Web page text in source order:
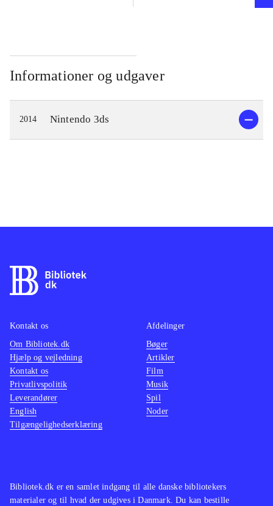
Informationer og udgaver
2014 Nintendo 3ds
Bibliotek.dk er en samlet indgang til alle danske bibliotekers
materialer og til hvad der udgives i Danmark. Du kan bestille
Kontakt os
Om Bibliotek.dk
Hjælp og vejledning
Kontakt os
Privatlivspolitik
Leverandører
English
Tilgængelighedserklæring
Afdelinger
Bøger
Artikler
Film
Musik
Spil
Noder